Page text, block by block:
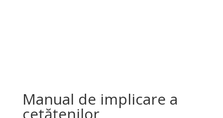
Manual de implicare a
cetățenilor